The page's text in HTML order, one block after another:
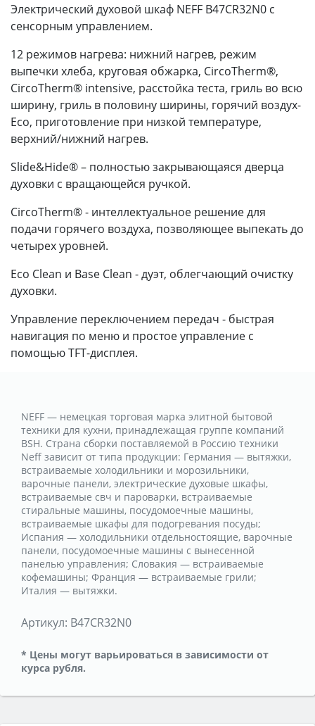
Электрический духовой шкаф NEFF B47CR32N0 с
сенсорным управлением.
12 режимов нагрева: нижний нагрев, режим
выпечки хлеба, круговая обжарка, CircoTherm®,
CircoTherm® intensive, расстойка теста, гриль во всю
ширину, гриль в половину ширины, горячий воздух-
Eco, приготовление при низкой температуре,
верхний/нижний нагрев.
Slide&Hide® – полностью закрывающаяся дверца
духовки с вращающейся ручкой.
CircoTherm® - интеллектуальное решение для
подачи горячего воздуха, позволяющее выпекать до
четырех уровней.
Eco Clean и Base Clean - дуэт, облегчающий очистку
духовки.
Управление переключением передач - быстрая
навигация по меню и простое управление с
помощью TFT-дисплея.
NEFF — немецкая торговая марка элитной бытовой
техники для кухни, принадлежащая группе компаний
BSH. Страна сборки поставляемой в Россию техники
Neff зависит от типа продукции: Германия — вытяжки,
встраиваемые холодильники и морозильники,
варочные панели, электрические духовые шкафы,
встраиваемые свч и пароварки, встраиваемые
стиральные машины, посудомоечные машины,
встраиваемые шкафы для подогревания посуды;
Испания — холодильники отдельностоящие, варочные
панели, посудомоечные машины с вынесенной
панелью управления; Словакия — встраиваемые
кофемашины; Франция — встраиваемые грили;
Италия — вытяжки.
Артикул: B47CR32N0
* Цены могут варьироваться в зависимости от
курса рубля.